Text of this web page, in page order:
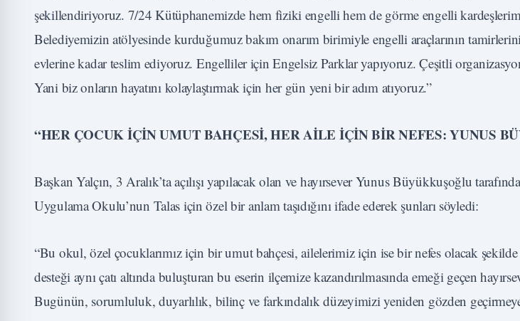
şekillendiriyoruz. 7/24 Kütüphanemizde hem fiziki engelli hem de görme engelli
Belediyemizin atölyesinde kurduğumuz bakım onarım birimiyle engelli araçlarının
evlerine kadar teslim ediyoruz. Engelliler için Engelsiz Parklar yapıyoruz. Çeşitli
Yani biz onların hayatını kolaylaştırmak için her gün yeni bir adım atıyoruz.”
“HER ÇOCUK İÇİN UMUT BAHÇESİ, HER AİLE İÇİN BİR NEFES: YUNUS
Başkan Yalçın, 3 Aralık’ta açılışı yapılacak olan ve hayırsever Yunus Büyükkuşoğlu
Uygulama Okulu’nun Talas için özel bir anlam taşıdığını ifade ederek şunları söyledi:
“Bu okul, özel çocuklarımız için bir umut bahçesi, ailelerimiz için ise bir nefes olacak
desteği aynı çatı altında buluşturan bu eserin ilçemize kazandırılmasında emeği geçen
Bugünün, sorumluluk, duyarlılık, bilinç ve farkındalık düzeyimizi yeniden gözden